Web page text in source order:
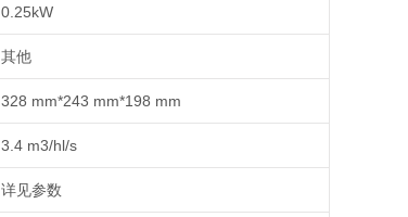
0.25kW
其他
328 mm*243 mm*198 mm
3.4 m3/hl/s
详见参数